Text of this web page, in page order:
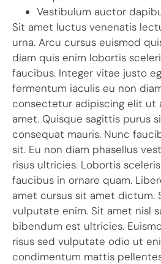
Vestibulum auctor
Sit amet luctus venenatis
urna. Arcu cursus euismod
diam quis enim lobortis
faucibus. Integer vitae justo
fermentum iaculis eu non
consectetur adipiscing elit ut
amet. Quisque sagittis purus
consequat mauris. Nunc
sit. Eu non diam phasellus
risus ultricies. Lobortis
faucibus in ornare quam.
amet cursus sit amet dictum.
vulputate enim. Sit amet nisl
bibendum est ultricies.
risus sed vulputate odio ut
condimentum mattis